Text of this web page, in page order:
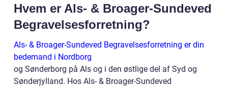
Hvem er Als- & Broager-Sundeved
Begravelsesforretning?
Als- & Broager-Sundeved Begravelsesforretning er din
bedemand i Nordborg
og Sønderborg på Als og i den østlige del af Syd og
Sønderjylland. Hos Als- & Broager-Sundeved